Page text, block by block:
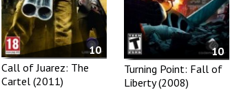
10
Call of Juarez: The
Cartel (2011)
10
Turning Point: Fall of
Liberty (2008)